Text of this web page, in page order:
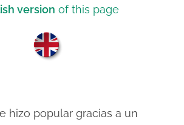
version of this page
hizo popular gracias a un